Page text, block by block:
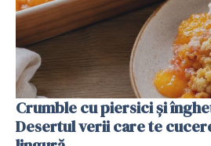
Crumble cu piersici și
Desertul verii care te